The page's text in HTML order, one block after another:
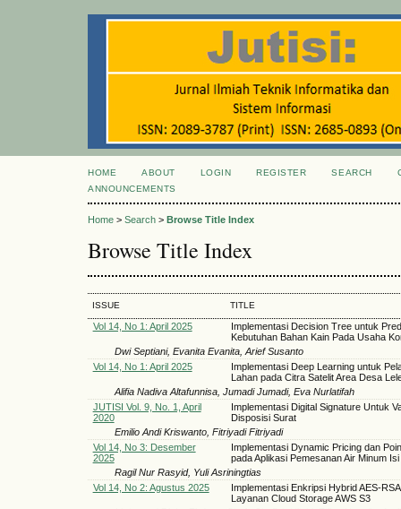
HOME ABOUT LOGIN REGISTER SEARCH
ANNOUNCEMENTS
Home > Search > Browse Title Index
Browse Title Index
ISSUE TITLE
Vol 14, No 1: April 2025
Implementasi Decision Tree untuk
Kebutuhan Bahan Kain Pada Usaha
Dwi Septiani, Evanita Evanita, Arief Susanto
Vol 14, No 1: April 2025
Implementasi Deep Learning untuk
Lahan pada Citra Satelit Area Desa
Alifia Nadiva Altafunnisa, Jumadi Jumadi, Eva Nurlatifah
JUTISI Vol. 9, No. 1, April
2020
Implementasi Digital Signature Untuk
Disposisi Surat
Emilio Andi Kriswanto, Fitriyadi Fitriyadi
Vol 14, No 3: Desember
2025
Implementasi Dynamic Pricing dan
pada Aplikasi Pemesanan Air Minum Isi
Ragil Nur Rasyid, Yuli Asriningtias
Vol 14, No 2: Agustus 2025
Implementasi Enkripsi Hybrid AES-
Layanan Cloud Storage AWS S3